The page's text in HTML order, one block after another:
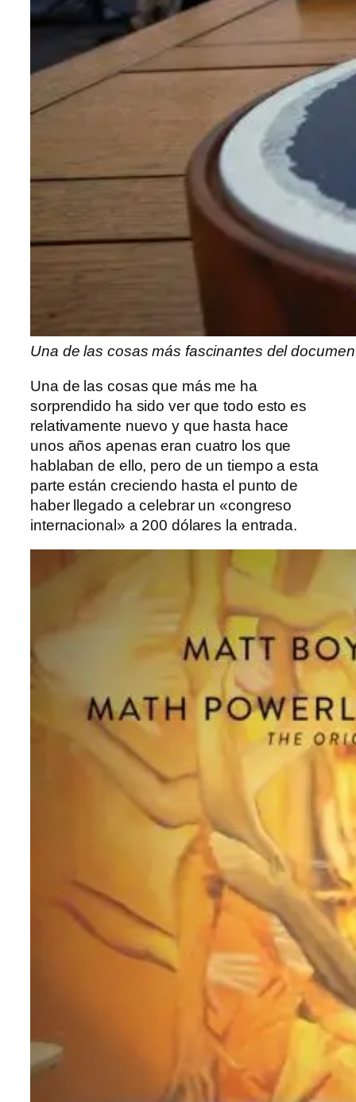
Una de las cosas más fascinantes del
Una de las cosas que más me ha
sorprendido ha sido ver que todo esto es
relativamente nuevo y que hasta hace
unos años apenas eran cuatro los que
hablaban de ello, pero de un tiempo a esta
parte están creciendo hasta el punto de
haber llegado a celebrar un «congreso
internacional» a 200 dólares la entrada.